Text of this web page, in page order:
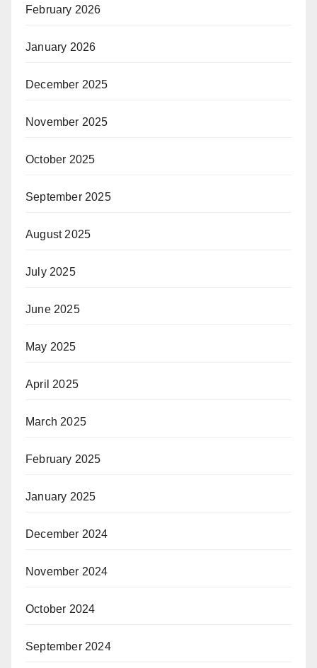
February 2026
January 2026
December 2025
November 2025
October 2025
September 2025
August 2025
July 2025
June 2025
May 2025
April 2025
March 2025
February 2025
January 2025
December 2024
November 2024
October 2024
September 2024